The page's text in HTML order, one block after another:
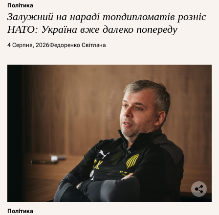
Політика
Залужний на нараді топдипломатів розніс
НАТО: Україна вже далеко попереду
4 Серпня, 2026Федоренко Світлана
Політика